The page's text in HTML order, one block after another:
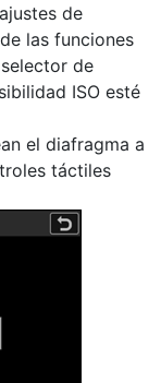
de
las funciones
de
ISO esté
el diafragma a
táctiles